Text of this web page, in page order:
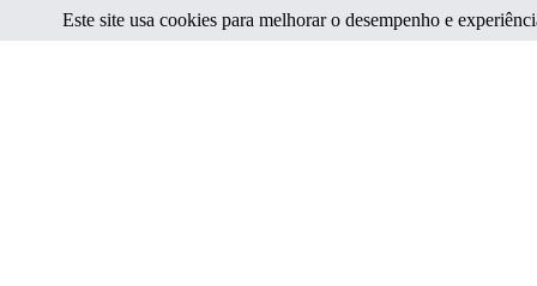
Este site usa cookies para melhorar o desempenho e